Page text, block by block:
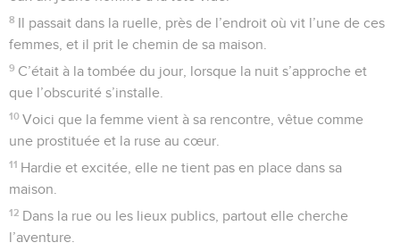
8 Il passait dans la ruelle, près de l’endroit où vit l’une de ces
femmes, et il prit le chemin de sa maison.
9 C’était à la tombée du jour, lorsque la nuit s’approche et
que l’obscurité s’installe.
10 Voici que la femme vient à sa rencontre, vêtue comme
une prostituée et la ruse au cœur.
11 Hardie et excitée, elle ne tient pas en place dans sa
maison.
12 Dans la rue ou les lieux publics, partout elle cherche
l’aventure.